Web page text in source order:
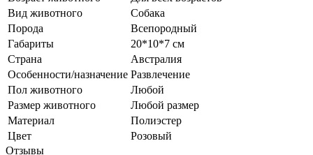
Вид животного
Собака
Порода
Всепородный
Габариты
20*10*7 см
Страна
Австралия
Особенности/назначение Развлечение
Пол животного
Любой
Размер животного
Любой размер
Материал
Полиэстер
Цвет
Розовый
Отзывы